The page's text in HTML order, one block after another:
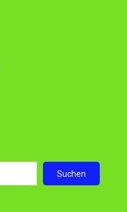
Suchen